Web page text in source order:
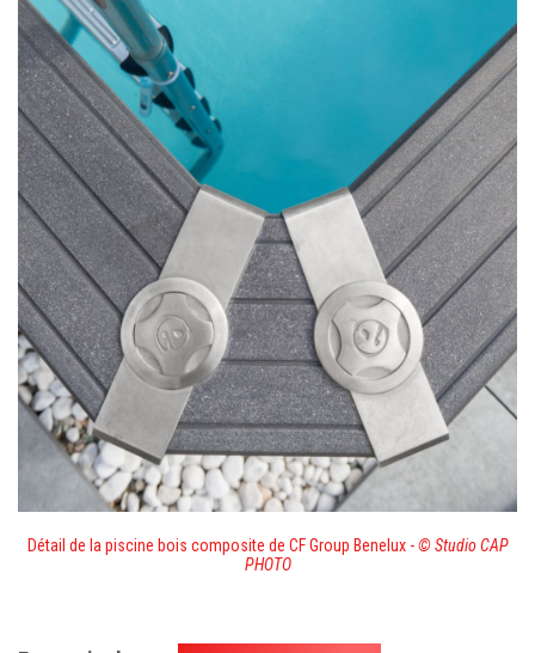
Détail de la piscine bois composite de CF Group Benelux -© Studio CAP
PHOTO